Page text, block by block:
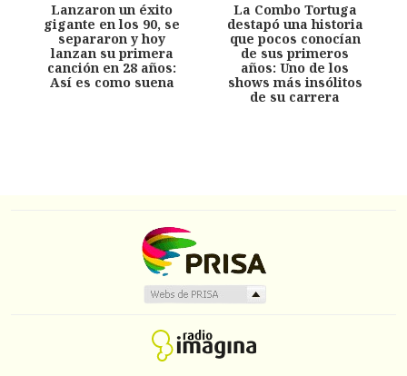
Lanzaron un éxito
gigante en los 90, se
separaron y hoy
lanzan su primera
canción en 28 años:
Así es como suena
La Combo Tortuga
destapó una historia
que pocos conocían
de sus primeros
años: Uno de los
shows más insólitos
de su carrera